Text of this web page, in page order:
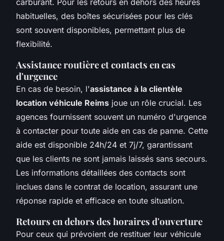
habituelles, des boîtes sécurisées pour les clés
sont souvent disponibles, permettant plus de
flexibilité.
Assistance routière et contacts en cas
d'urgence
En cas de besoin, l'assistance à la clientèle
location véhicule Reims joue un rôle crucial. Les
agences fournissent souvent un numéro d'urgence
à contacter pour toute aide en cas de panne. Cette
aide est disponible 24h/24 et 7j/7, garantissant
que les clients ne sont jamais laissés sans secours.
Les informations détaillées des contacts sont
inclues dans le contrat de location, assurant une
réponse rapide et efficace en toute situation.
Retours en dehors des horaires d'ouverture
Pour ceux qui prévoient de restituer leur véhicule